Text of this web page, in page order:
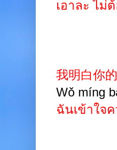
เอาละ ไม่
我明白你
Wǒ míng
ฉันเข้าใจ